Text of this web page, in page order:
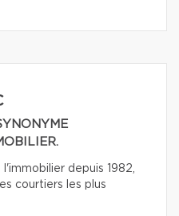
depuis 1982,
courtiers les plus